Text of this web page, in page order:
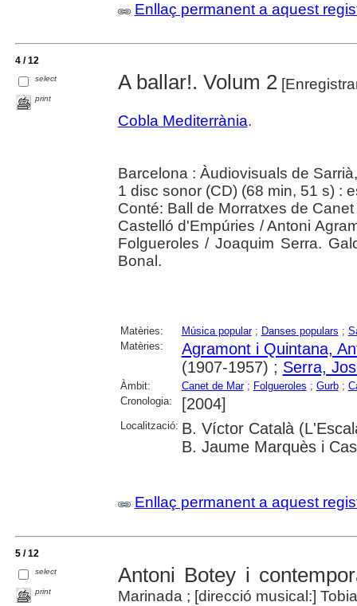
Enllaç permanent a aquest
4 / 12
select
print
A ballar!. Volum 2
Cobla Mediterrània.
Barcelona : Àudiovisuals de
1 disc sonor (CD) (68 min, 51 s) :
Conté: Ball de Morratxes de
Castelló d'Empúries / Antoni
Folgueroles / Joaquim Serra.
Bonal.
Matèries: Música popular; Danses populars ;
Matèries:
Agramont i Quintana,
(1907-1957) ; Serra,
Àmbit: Canet de Mar; Folgueroles ; Gurb;
Cronologia:
[2004]
Localització: B. Víctor Català
B. Jaume Marquès i
Enllaç permanent a aquest
5 / 12
select
print
Antoni Botey i
Marinada ; [direcció musical:]